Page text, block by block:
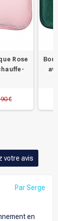
Rose
€
votre avis
Par Serge
en